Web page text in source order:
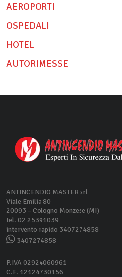
AEROPORTI
OSPEDALI
HOTEL
AUTORIMESSE
ANTINCENDIO MASTER srl
Viale Emilia 80
20093 – Cologno Monzese (MI)
tel. 02 25391039
intervento rapido 3407274858
3407274858
P.IVA 02924060961
C.F. 12124730156